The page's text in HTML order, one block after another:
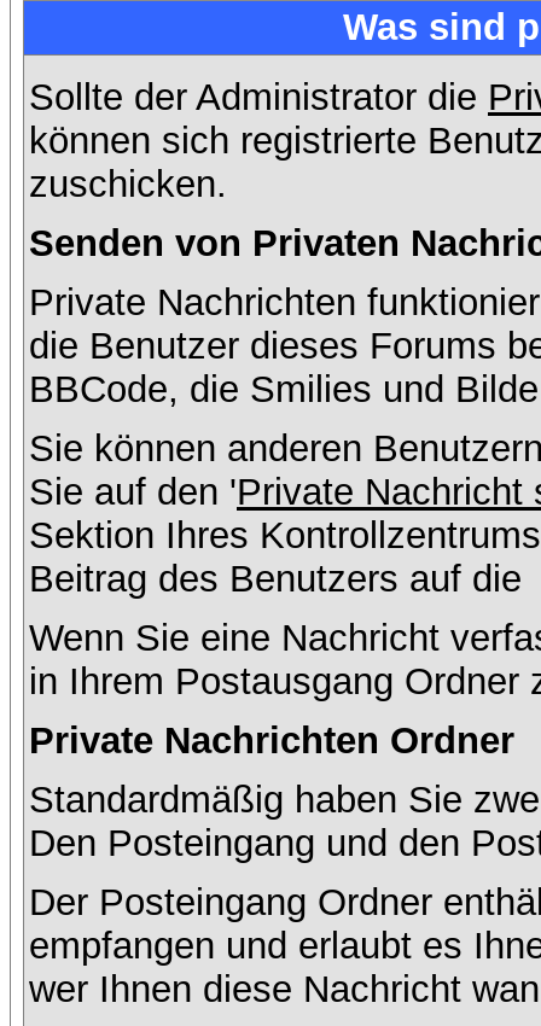
Was sind
Sollte der Administrator die
können sich registrierte
zuschicken.
Senden von Privaten
Private Nachrichten
die Benutzer dieses Forums
BBCode, die Smilies und
Sie können anderen
Sie auf den 'Private Nachricht
Sektion Ihres
Beitrag des Benutzers auf die
Wenn Sie eine Nachricht
in Ihrem Postausgang Ordner
Private Nachrichten Ordner
Standardmäßig haben Sie
Den Posteingang und den
Der Posteingang Ordner
empfangen und erlaubt es
wer Ihnen diese Nachricht